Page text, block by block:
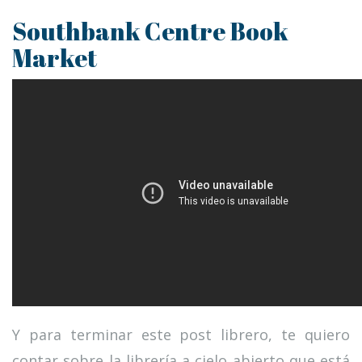
Southbank Centre Book
Market
Y para terminar este post librero, te quiero